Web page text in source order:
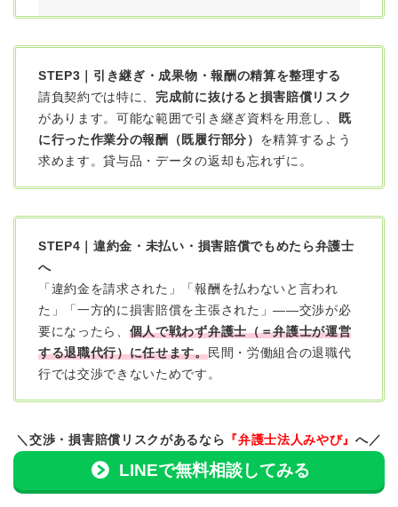
STEP3｜引き継ぎ・成果物・報酬の精算を整理する
請負契約では特に、 完成前に抜けると損害賠償リスク
があります。可能な範囲で引き継ぎ資料を用意し、
既
に行った作業分の報酬（既履行部分） を精算するよう
求めます。貸与品・データの返却も忘れずに。
STEP4｜違約金・未払い・損害賠償でもめたら弁護士
へ
「違約金を請求された」「報酬を払わないと言われ
た」「一方的に損害賠償を主張された」——交渉が必
要になったら、 個人で戦わず弁護士（＝弁護士が運営
する退職代行）に任せます。民間・労働組合の退職代
行では交渉できないためです。
＼交渉・損害賠償リスクがあるなら 『弁護士法人みやび』へ／
LINEで無料相談してみる